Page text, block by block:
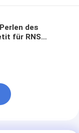
des
für RNS